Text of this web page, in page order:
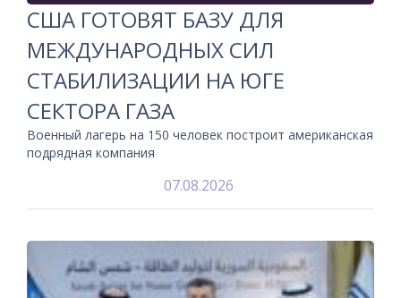
США ГОТОВЯТ БАЗУ ДЛЯ
МЕЖДУНАРОДНЫХ СИЛ
СТАБИЛИЗАЦИИ НА ЮГЕ
СЕКТОРА ГАЗА
Военный лагерь на 150 человек построит американская
подрядная компания
07.08.2026